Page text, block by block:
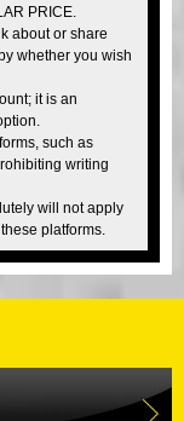
PRICE.
about or share
whether you wish
it is an
such as
writing
will not apply
platforms.